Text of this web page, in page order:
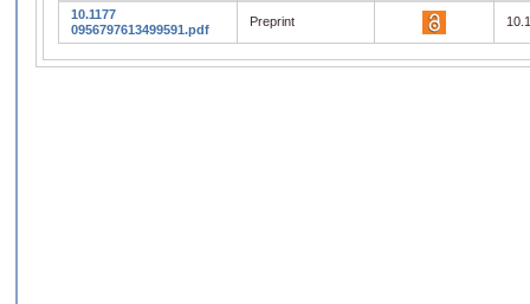
10.1177
0956797613499591.pdf
Preprint